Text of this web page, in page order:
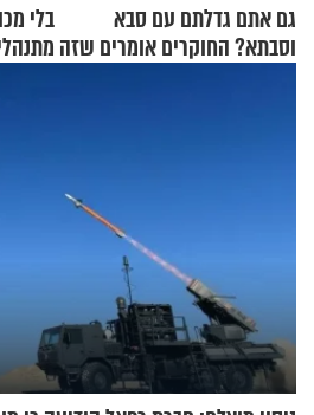
גם אתם גדלתם עם סבא
וסבתא? החוקרים אומרים שזה
בלי